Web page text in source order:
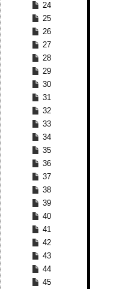
24
25
26
27
28
29
30
31
32
33
34
35
36
37
38
39
40
41
42
43
44
45